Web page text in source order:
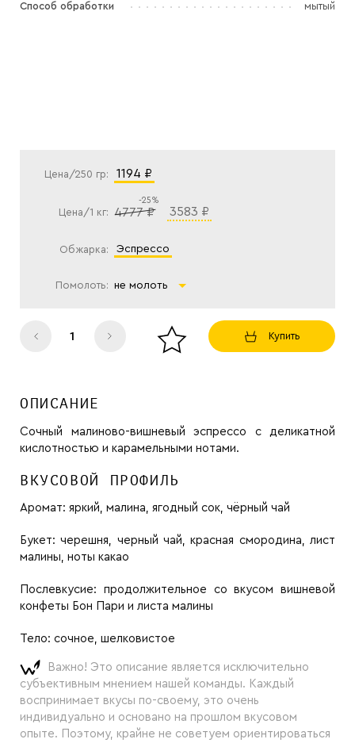
Способ обработки мытый
ОПИСАНИЕ
Сочный малиново-вишневый эспрессо с деликатной
кислотностью и карамельными нотами.
ВКУСОВОЙ ПРОФИЛЬ
Аромат: яркий, малина, ягодный сок, чёрный чай
Букет:черешня, черный чай, красная смородина, лист
малины, ноты какао
Послевкусие: продолжительное со вкусом вишневой
конфеты Бон Пари и листа малины
Тело: сочное, шелковистое
Важно! Это описание является исключительно
субъективным мнением нашей команды. Каждый
воспринимает вкусы по-своему, это очень
индивидуально и основано на прошлом вкусовом
опыте. Поэтому, крайне не советуем ориентироваться
Цена/250 гр: 1194 ₽
Цена/1 кг: 4777 ₽
-25%
3583 ₽
Обжарка: эспрессо
Помолоть: не молоть
Купить